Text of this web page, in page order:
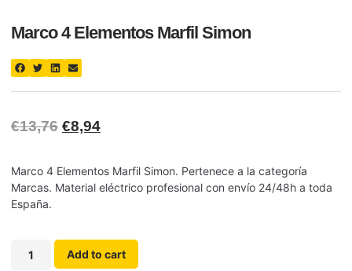
Marco 4 Elementos Marfil Simon
€13,76 €8,94
Marco 4 Elementos Marfil Simon. Pertenece a la categoría
Marcas. Material eléctrico profesional con envío 24/48h a toda
España.
Add to cart